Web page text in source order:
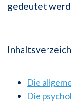
gedeutet
Die
Die